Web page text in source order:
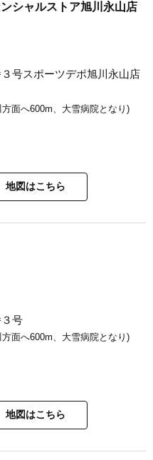
シャルストア旭川永山店
号スポーツデポ旭川永山店
面へ600m、大雪病院となり)
地図はこちら
号
面へ600m、大雪病院となり)
地図はこちら